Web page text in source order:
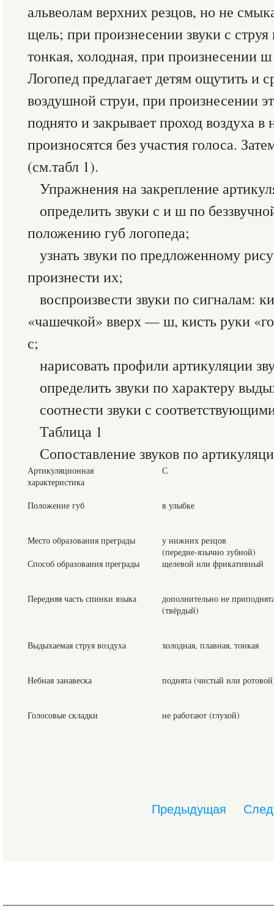
альвеолам верхних резцов, но не
щель; при произнесении звуки с
тонкая, холодная, при произнесении
Логопед предлагает детям ощутить и
воздушной струи, при произнесении
поднято и закрывает проход воздуха в
произносятся без участия голоса.
(см.табл 1).
Упражнения на закрепление
определить звуки с и ш по
положению губ логопеда;
узнать звуки по предложенному
произнести их;
воспроизвести звуки по сигналам:
«чашечкой» вверх — ш, кисть руки
с;
нарисовать профили артикуляции
определить звуки по характеру
соотнести звуки с
Таблица 1
Сопоставление звуков по
Артикуляционная
характеристика
С
Положение губ в улыбке
Место образования преграды
у нижних резцов
(передне-язычно зубной)
Способ образования преграды
щелевой или фрикативный
Передняя часть спинки языка
дополнительно не
(твёрдый)
Выдыхаемая струя воздуха холодная, плавная, тонкая
Небная занавеска поднята (чистый или
Голосовые складки не работают (глухой)
Предыдущая